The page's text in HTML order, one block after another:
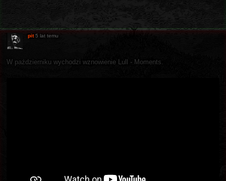
pit 5 lat temu
W październiku wychodzi wznowienie Lull - Moments.